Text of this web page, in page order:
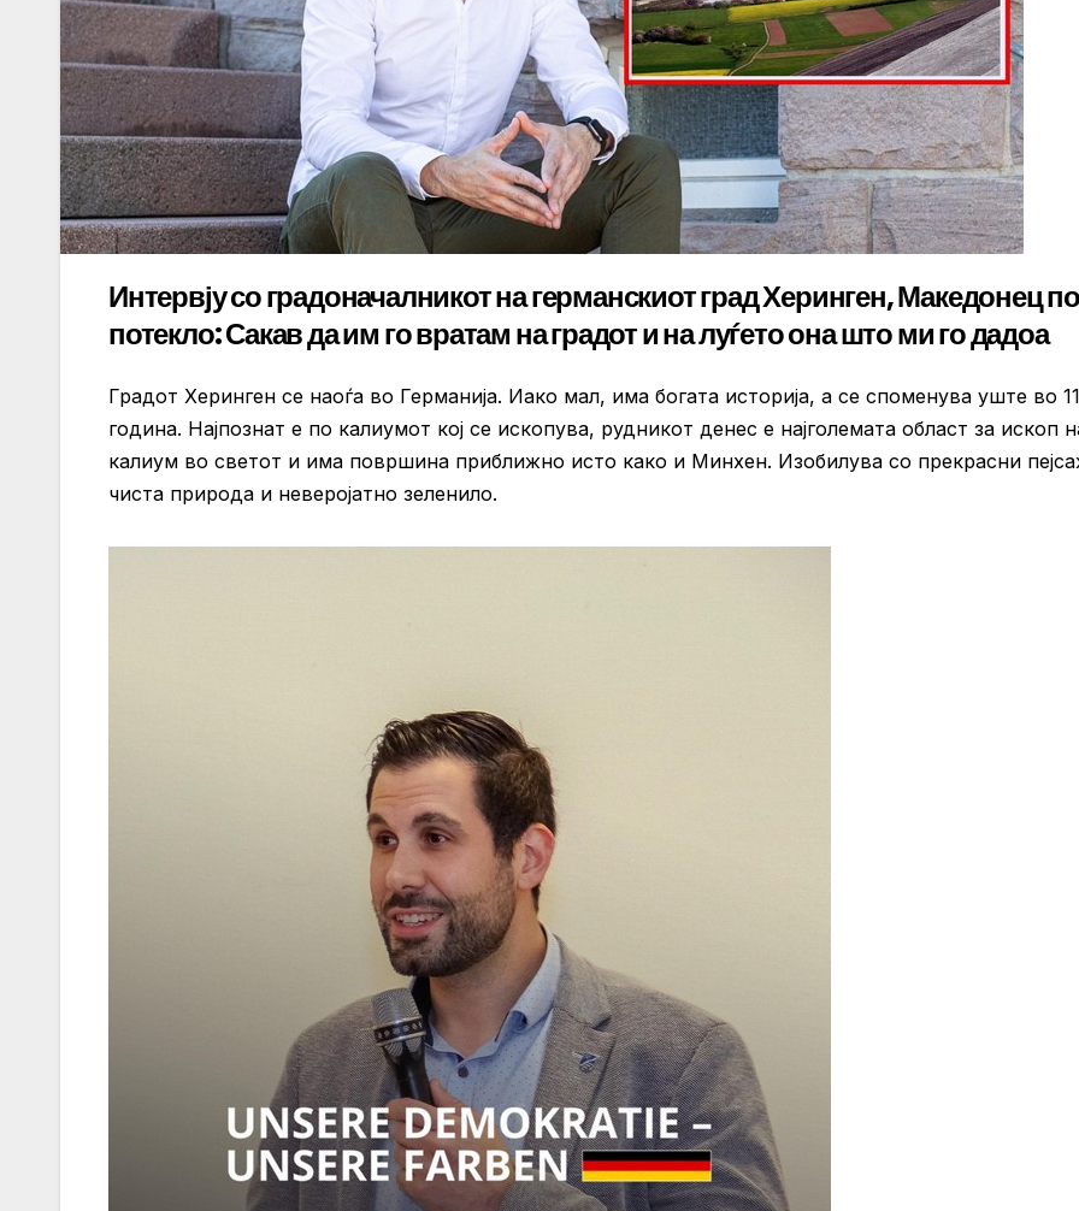
Интервју со градоначалникот на германскиот град Херинген, Македонец по
потекло: Сакав да им го вратам на градот и на луѓето она што ми го дадоа
Градот Херинген се наоѓа во Германија. Иако мал, има богата историја, а се споменува уште во
година. Најпознат е по калиумот кој се ископува, рудникот денес е најголемата област за ископ
калиум во светот и има површина приближно исто како и Минхен. Изобилува со прекрасни
чиста природа и неверојатно зеленило.